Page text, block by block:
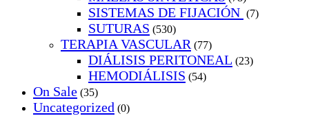
SISTEMAS DE FIJACIÓN (7)
SUTURAS (530)
TERAPIA VASCULAR (77)
DIÁLISIS PERITONEAL (23)
HEMODIÁLISIS (54)
On Sale (35)
Uncategorized (0)